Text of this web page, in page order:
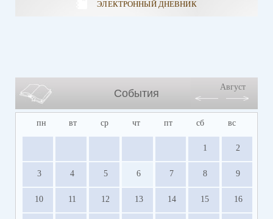
ЭЛЕКТРОННЫЙ ДНЕВНИК
События
Август
пн вт ср чт пт сб вс
1 2
3 4 5 6 7 8 9
10 11 12 13 14 15 16